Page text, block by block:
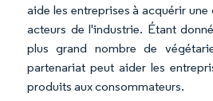
aide les entreprises à acquérir
acteurs de l'industrie. Étant
plus grand nombre de
partenariat peut aider les
produits aux consommateurs.